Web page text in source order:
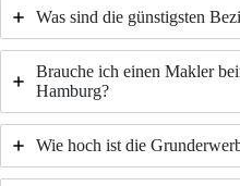
Was sind die günstigsten
Brauche ich einen Makler
Hamburg?
Wie hoch ist die